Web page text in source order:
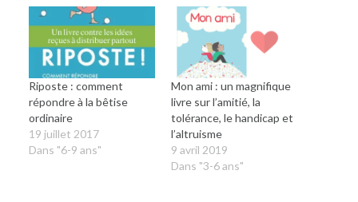
Riposte : comment
répondre à la bêtise
ordinaire
19 juillet 2017
Dans "6-9 ans"
Mon ami : un magnifique
livre sur l’amitié, la
tolérance, le handicap et
l’altruisme
9 avril 2019
Dans "3-6 ans"